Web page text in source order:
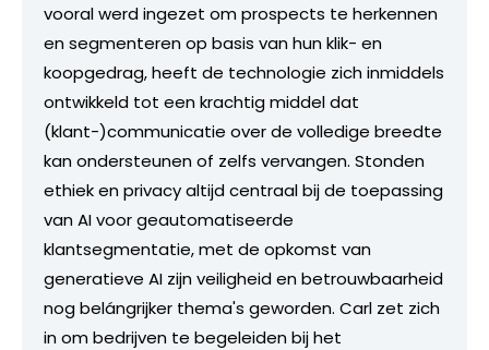
vooral werd ingezet om prospects te herkennen
en segmenteren op basis van hun klik- en
koopgedrag, heeft de technologie zich inmiddels
ontwikkeld tot een krachtig middel dat
(klant-)communicatie over de volledige breedte
kan ondersteunen of zelfs vervangen. Stonden
ethiek en privacy altijd centraal bij de toepassing
van AI voor geautomatiseerde
klantsegmentatie, met de opkomst van
generatieve AI zijn veiligheid en betrouwbaarheid
nog belángrijker thema's geworden. Carl zet zich
in om bedrijven te begeleiden bij het